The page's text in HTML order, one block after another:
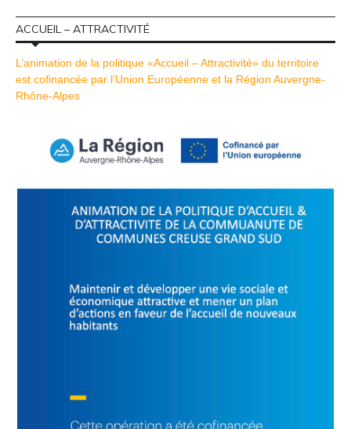
ACCUEIL – ATTRACTIVITÉ
L’animation de la politique «Accueil – Attractivité» du territoire
est cofinancée par l’Union Européenne et la Région Auvergne-
Rhône-Alpes